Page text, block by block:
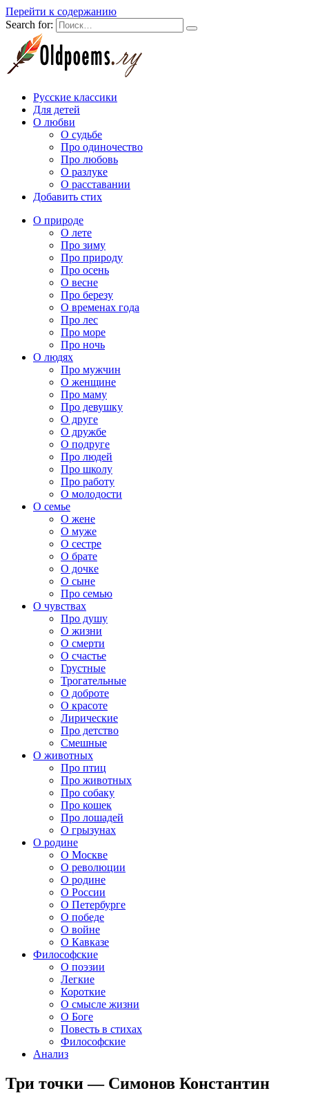
Перейти к содержанию
Search for:
Русские классики
Для детей
О любви
О судьбе
Про одиночество
Про любовь
О разлуке
О расставании
Добавить стих
О природе
О лете
Про зиму
Про природу
Про осень
О весне
Про березу
О временах года
Про лес
Про море
Про ночь
О людях
Про мужчин
О женщине
Про маму
Про девушку
О друге
О дружбе
О подруге
Про людей
Про школу
Про работу
О молодости
О семье
О жене
О муже
О сестре
О брате
О дочке
О сыне
Про семью
О чувствах
Про душу
О жизни
О смерти
О счастье
Грустные
Трогательные
О доброте
О красоте
Лирические
Про детство
Смешные
О животных
Про птиц
Про животных
Про собаку
Про кошек
Про лошадей
О грызунах
О родине
О Москве
О революции
О родине
О России
О Петербурге
О победе
О войне
О Кавказе
Философские
О поэзии
Легкие
Короткие
О смысле жизни
О Боге
Повесть в стихах
Философские
Анализ
Три точки — Симонов Константин